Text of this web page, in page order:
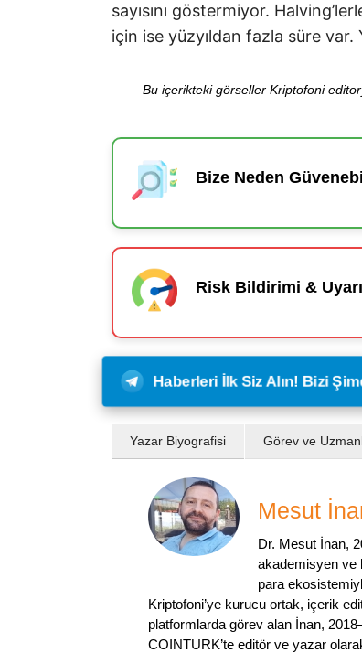
sayısını göstermiyor.
için ise yüzyıldan fazla süre var.
Bu içerikteki görseller Kriptofoni
Bize Neden
Risk Bildirimi &
Haberleri İlk Siz Alın! Bizi
Yazar Biyografisi Görev ve
Mesut
Dr. Mesut İnan,
akademisyen ve
para
Kriptofoni’ye kurucu ortak, içerik
platformlarda görev alan İnan,
COINTURK’te editör ve yazar